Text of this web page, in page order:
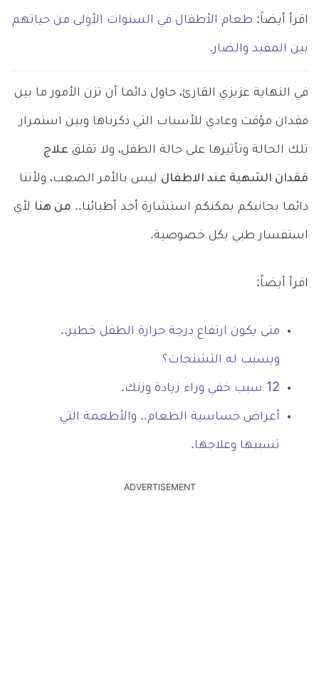
اقرأ أيضاً: طعام الأطفال في السنوات الأولى من حياتهم
بين المفيد والضار.
في النهاية عزيزي القارئ، حاول دائما أن تزن الأمور ما بين
فقدان مؤقت وعادي للأسباب التي ذكرناها وبين استمرار
تلك الحالة وتأثيرها على حالة الطفل، ولا تقلق علاج
فقدان الشهية عند الاطفال ليس بالأمر الصعب، ولأننا
دائما بجانبكم يمكنكم استشارة أحد أطبائنا.. من هنا لأي
استفسار طبي بكل خصوصية.
اقرأ أيضاً:
متى يكون ارتفاع درجة حرارة الطفل خطير..
ويسبب له التشنجات؟
12 سبب خفي وراء زيادة وزنك.
أعراض حساسية الطعام.. والأطعمة التي
تسببها وعلاجها.
ADVERTISEMENT